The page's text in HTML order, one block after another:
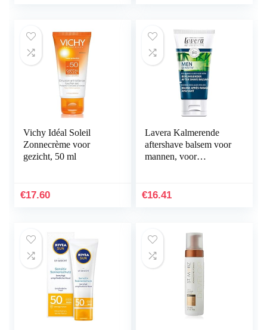
Vichy Idéal Soleil
Zonnecrème voor
gezicht, 50 ml
€17.60
Lavera Kalmerende
aftershave balsem voor
mannen, voor
ml)
€16.41